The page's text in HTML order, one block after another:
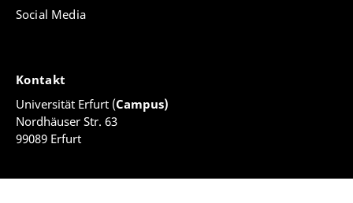
Social Media
Kontakt
Universität Erfurt (Campus)
Nordhäuser Str. 63
99089 Erfurt